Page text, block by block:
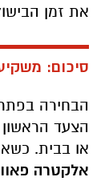
את זמן
סיכום:
הבחירה
הצעד
או בבית.
אלקטרה